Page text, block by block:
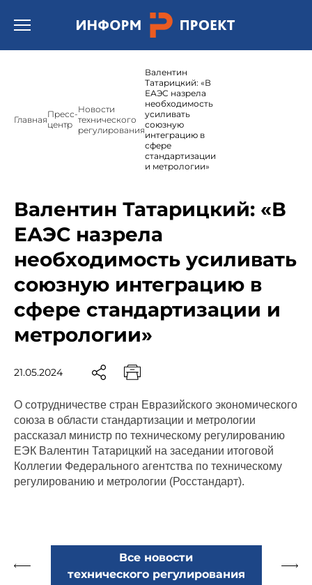
Открыть бургер меню.
ГлавнаяПресс-
центр
Новости
технического
регулирования
Валентин
Татарицкий: «В
ЕАЭС назрела
необходимость
усиливать
союзную
интеграцию в
сфере
стандартизации
и метрологии»
Валентин Татарицкий: «В
ЕАЭС назрела
необходимость усиливать
союзную интеграцию в
сфере стандартизации и
метрологии»
21.05.2024
О сотрудничестве стран Евразийского экономического
союза в области стандартизации и метрологии
рассказал министр по техническому регулированию
ЕЭК Валентин Татарицкий на заседании итоговой
Коллегии Федерального агентства по техническому
регулированию и метрологии (Росстандарт).
Все новости
технического регулирования